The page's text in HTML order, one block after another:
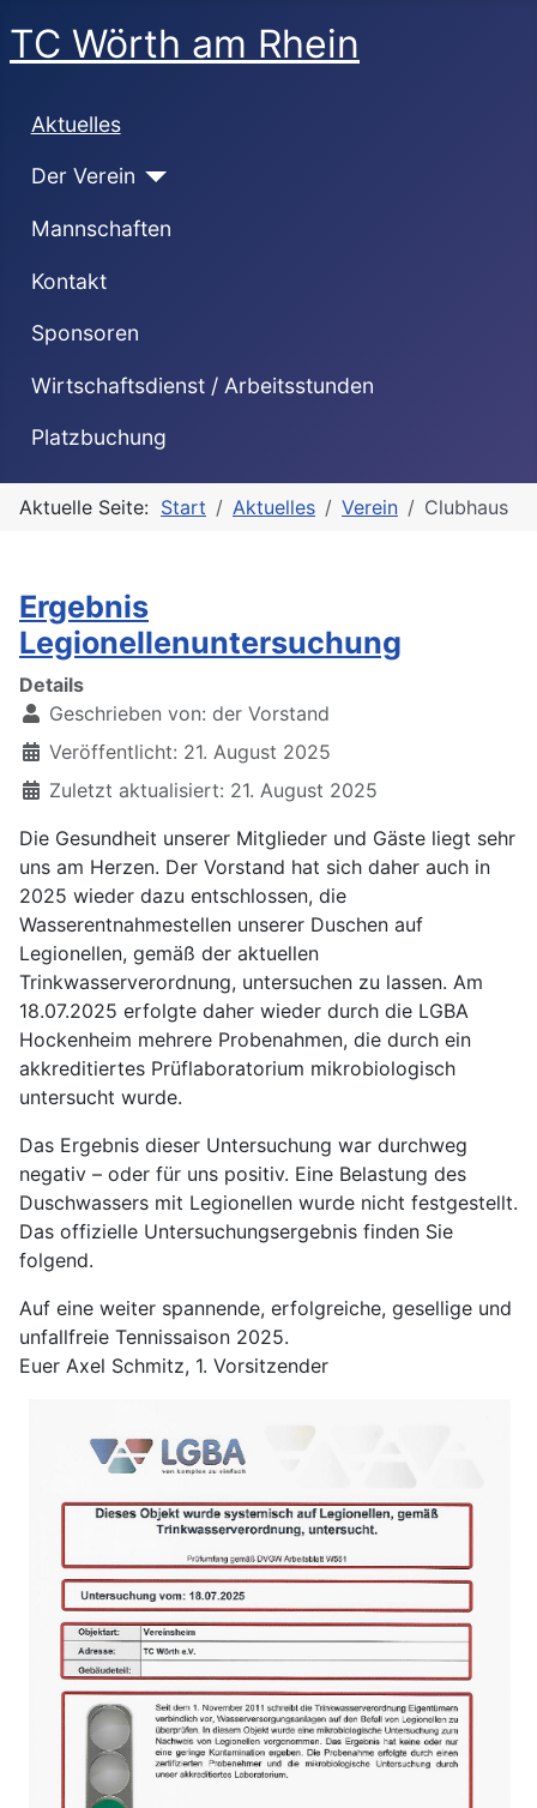
TC Wörth am Rhein
Aktuelles
Der Verein
Mannschaften
Kontakt
Sponsoren
Wirtschaftsdienst / Arbeitsstunden
Platzbuchung
Aktuelle Seite: Start Aktuelles Verein Clubhaus
Ergebnis
Legionellenuntersuchung
Details
Geschrieben von: der Vorstand
Veröffentlicht: 21. August 2025
Zuletzt aktualisiert: 21. August 2025
Die Gesundheit unserer Mitglieder und Gäste liegt sehr
uns am Herzen. Der Vorstand hat sich daher auch in
2025 wieder dazu entschlossen, die
Wasserentnahmestellen unserer Duschen auf
Legionellen, gemäß der aktuellen
Trinkwasserverordnung, untersuchen zu lassen. Am
18.07.2025 erfolgte daher wieder durch die LGBA
Hockenheim mehrere Probenahmen, die durch ein
akkreditiertes Prüflaboratorium mikrobiologisch
untersucht wurde.
Das Ergebnis dieser Untersuchung war durchweg
negativ – oder für uns positiv. Eine Belastung des
Duschwassers mit Legionellen wurde nicht festgestellt.
Das offizielle Untersuchungsergebnis finden Sie
folgend.
Auf eine weiter spannende, erfolgreiche, gesellige und
unfallfreie Tennissaison 2025.
Euer Axel Schmitz, 1. Vorsitzender